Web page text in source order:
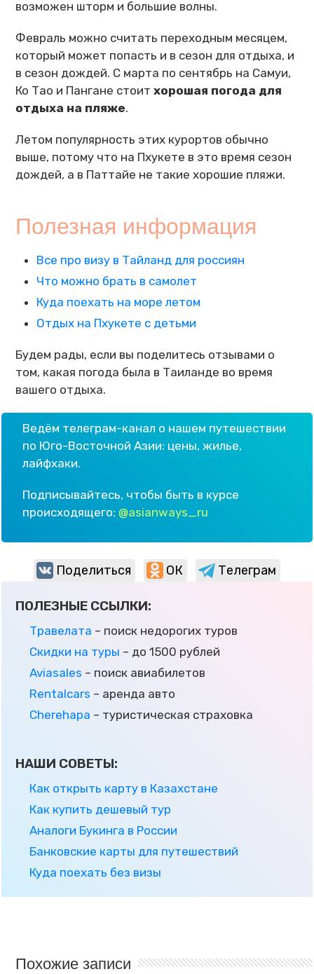
возможен шторм и большие волны.
Февраль можно считать переходным месяцем,
который может попасть и в сезон для отдыха, и
в сезон дождей. С марта по сентябрь на Самуи,
Ко Тао и Пангане стоитхорошая погода для
отдыха на пляже.
Летом популярность этих курортов обычно
выше, потому что на Пхукете в это время сезон
дождей, а в Паттайе не такие хорошие пляжи.
Полезная информация
Все про визу в Тайланд для россиян
Что можно брать в самолет
Куда поехать на море летом
Отдых на Пхукете с детьми
Будем рады, если вы поделитесь отзывами о
том, какая погода была в Таиланде во время
вашего отдыха.
Ведём телеграм-канал о нашем путешествии
по Юго-Восточной Азии: цены, жилье,
лайфхаки.
Подписывайтесь, чтобы быть в курсе
происходящего: @asianways_ru
Поделиться ОК Телеграм
ПОЛЕЗНЫЕ ССЫЛКИ:
Травелата – поиск недорогих туров
Скидки на туры – до 1500 рублей
Aviasales – поиск авиабилетов
Rentalcars – аренда авто
Cherehapa – туристическая страховка
НАШИ СОВЕТЫ:
Как открыть карту в Казахстане
Как купить дешевый тур
Аналоги Букинга в России
Банковские карты для путешествий
Куда поехать без визы
Похожие записи